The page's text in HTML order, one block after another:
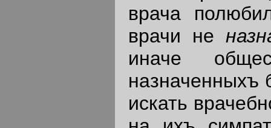
врача
врачи не
иначе
назначенныхъ
искать